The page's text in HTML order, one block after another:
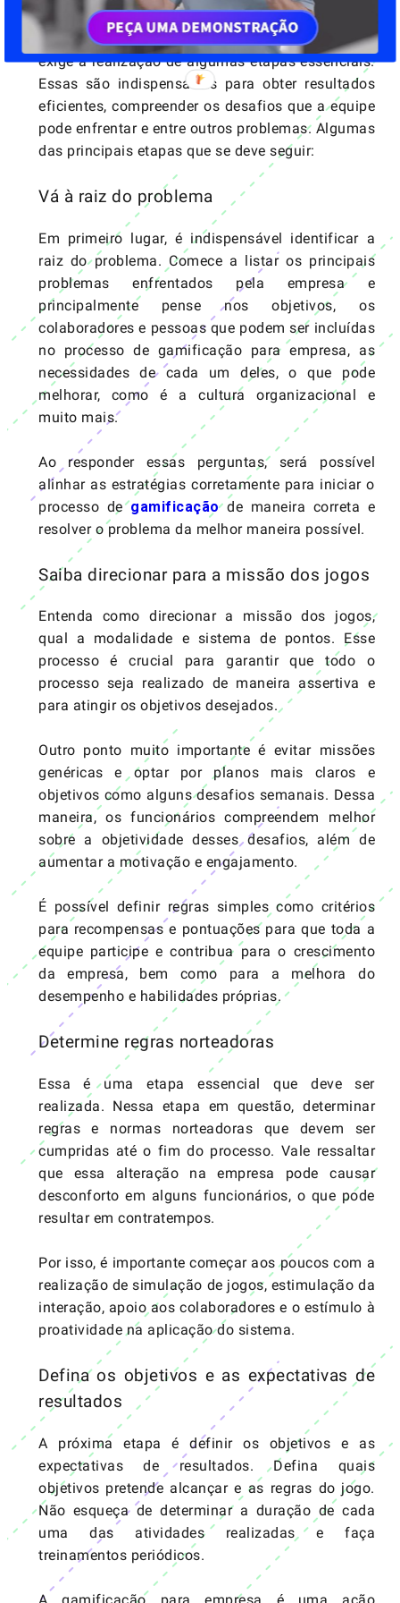
No entanto, montar um projeto de gamificação
exige a realização de algumas etapas essenciais.
Essas são indispensáveis para obter resultados
eficientes, compreender os desafios que a equipe
pode enfrentar e entre outros problemas. Algumas
das principais etapas que se deve seguir:
Vá à raiz do problema
Em primeiro lugar, é indispensável identificar a
raiz do problema. Comece a listar os principais
problemas enfrentados pela empresa e
principalmente pense nos objetivos, os
colaboradores e pessoas que podem ser incluídas
no processo de gamificação para empresa, as
necessidades de cada um deles, o que pode
melhorar, como é a cultura organizacional e
muito mais.
Ao responder essas perguntas, será possível
alinhar as estratégias corretamente para iniciar o
processo degamificaçãode maneira correta e
resolver o problema da melhor maneira possível.
Saiba direcionar para a missão dos jogos
Entenda como direcionar a missão dos jogos,
qual a modalidade e sistema de pontos. Esse
processo é crucial para garantir que todo o
processo seja realizado de maneira assertiva e
para atingir os objetivos desejados.
Outro ponto muito importante é evitar missões
genéricas e optar por planos mais claros e
objetivos como alguns desafios semanais. Dessa
maneira, os funcionários compreendem melhor
sobre a objetividade desses desafios, além de
aumentar a motivação e engajamento.
É possível definir regras simples como critérios
para recompensas e pontuações para que toda a
equipe participe e contribua para o crescimento
da empresa, bem como para a melhora do
desempenho e habilidades próprias.
Determine regras norteadoras
Essa é uma etapa essencial que deve ser
realizada. Nessa etapa em questão, determinar
regras e normas norteadoras que devem ser
cumpridas até o fim do processo. Vale ressaltar
que essa alteração na empresa pode causar
desconforto em alguns funcionários, o que pode
resultar em contratempos.
Por isso, é importante começar aos poucos com a
realização de simulação de jogos, estimulação da
interação, apoio aos colaboradores e o estímulo à
proatividade na aplicação do sistema.
Defina os objetivos e as expectativas de
resultados
A próxima etapa é definir os objetivos e as
expectativas de resultados. Defina quais
objetivos pretende alcançar e as regras do jogo.
Não esqueça de determinar a duração de cada
uma das atividades realizadas e faça
treinamentos periódicos.